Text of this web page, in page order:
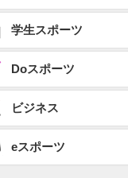
学生スポーツ
Doスポーツ
ビジネス
eスポーツ